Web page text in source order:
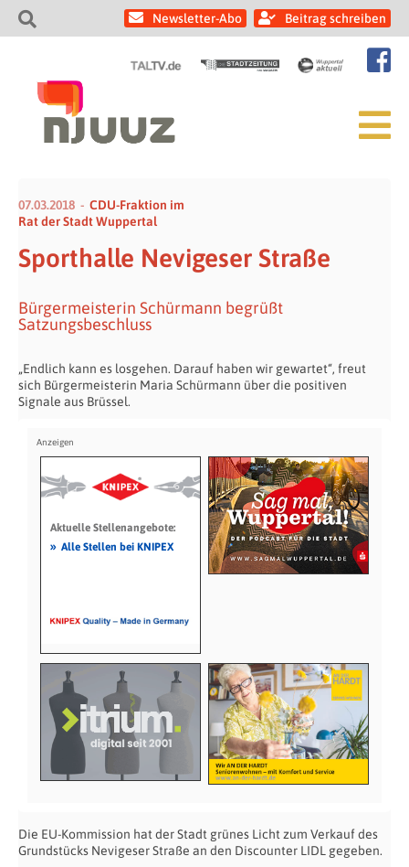
Newsletter-Abo Beitrag schreiben
07.03.2018
CDU-Fraktion im
Rat der Stadt Wuppertal
Sporthalle Nevigeser Straße
Bürgermeisterin Schürmann begrüßt
Satzungsbeschluss
„Endlich kann es losgehen. Darauf haben wir gewartet“, freut
sich Bürgermeisterin Maria Schürmann über die positiven
Signale aus Brüssel.
Aktuelle Stellenangebote:
» Alle Stellen bei KNIPEX
Die EU-Kommission hat der Stadt grünes Licht zum Verkauf des
Grundstücks Nevigeser Straße an den Discounter LIDL gegeben.